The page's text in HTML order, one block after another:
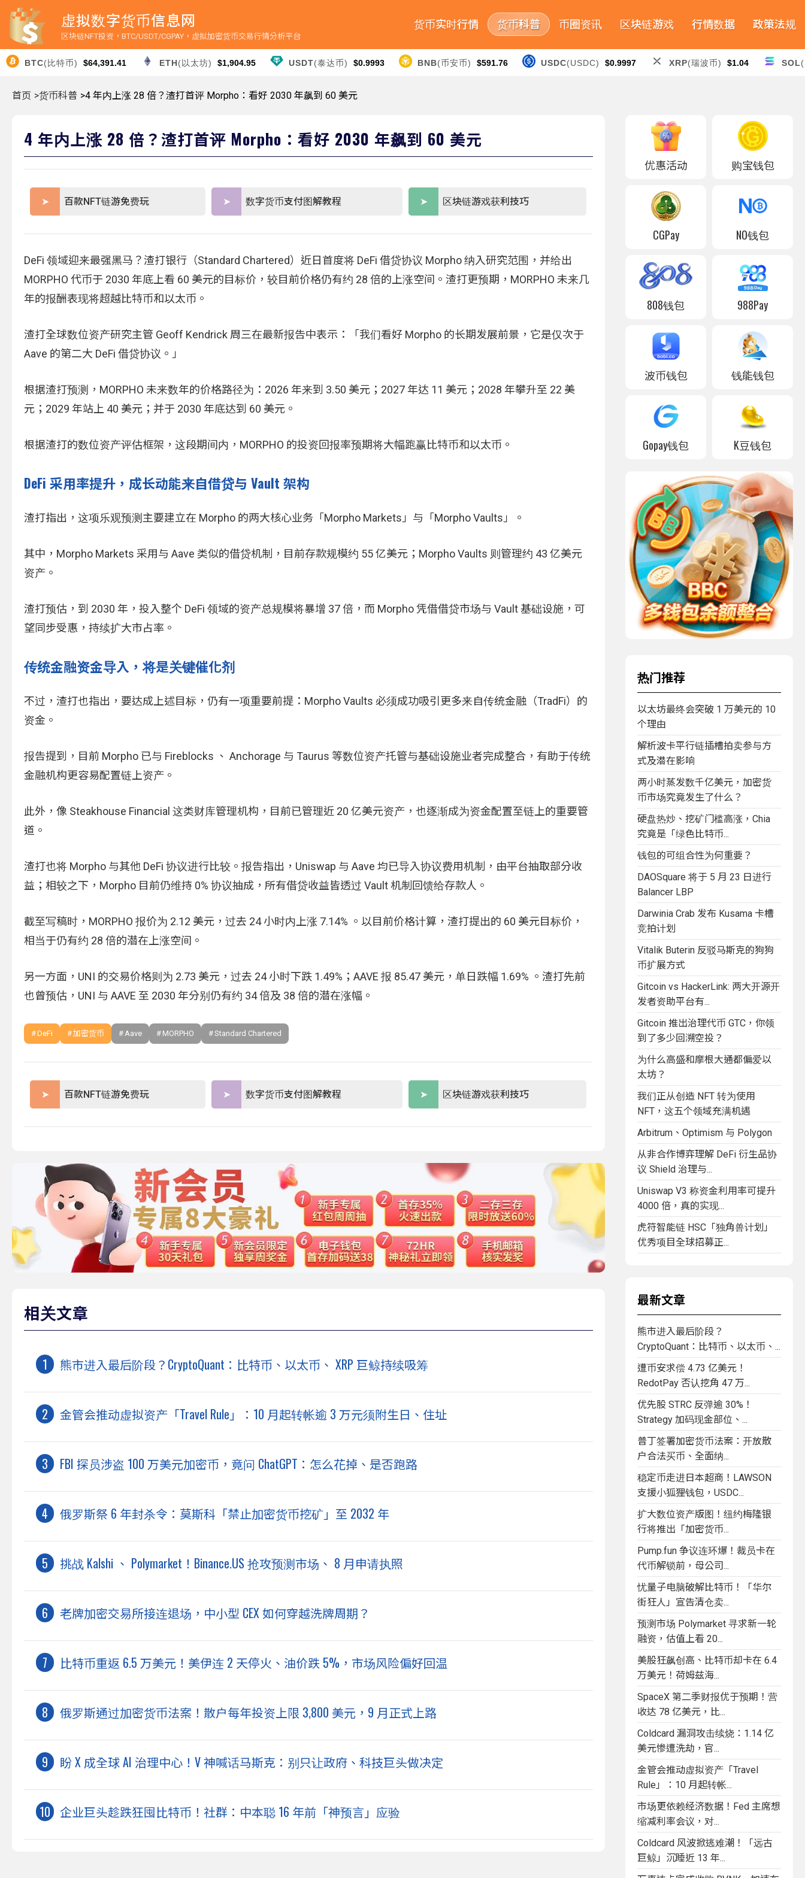
虚拟数字货币信息网
区块链NFT投资，BTC/USDT/CGPAY，虚拟加密货币交易行情分析平台
货币实时行情 货币科普 币圈资讯 区块链游戏 行情数据 政策法规
BTC(比特币) $64,391.41 ETH(以太坊) $1,904.95 USDT(泰达币) $0.9993 BNB(币安币) $591.76 USDC(USDC) $0.9997 XRP(瑞波币) $1.04 SOL
首页 >货币科普 >4 年内上涨 28 倍？渣打首评 Morpho：看好 2030 年飙到 60 美元
4 年内上涨 28 倍？渣打首评 Morpho：看好 2030 年飙到 60 美元
百款NFT链游免费玩 数字货币支付图解教程 区块链游戏获利技巧
DeFi 领域迎来最强黑马？渣打银行（Standard Chartered）近日首度将 DeFi 借贷协议 Morpho 纳入研究范围，并给出
MORPHO 代币于 2030 年底上看 60 美元的目标价，较目前价格仍有约 28 倍的上涨空间。渣打更预期，MORPHO 未来几
年的报酬表现将超越比特币和以太币。
渣打全球数位资产研究主管 Geoff Kendrick 周三在最新报告中表示：「我们看好 Morpho 的长期发展前景，它是仅次于
Aave 的第二大 DeFi 借贷协议。」
根据渣打预测，MORPHO 未来数年的价格路径为：2026 年来到 3.50 美元；2027 年达 11 美元；2028 年攀升至 22 美
元；2029 年站上 40 美元；并于 2030 年底达到 60 美元。
根据渣打的数位资产评估框架，这段期间内，MORPHO 的投资回报率预期将大幅跑赢比特币和以太币。
DeFi 采用率提升，成长动能来自借贷与 Vault 架构
渣打指出，这项乐观预测主要建立在 Morpho 的两大核心业务「Morpho Markets」与「Morpho Vaults」。
其中，Morpho Markets 采用与 Aave 类似的借贷机制，目前存款规模约 55 亿美元；Morpho Vaults 则管理约 43 亿美元
资产。
渣打预估，到 2030 年，投入整个 DeFi 领域的资产总规模将暴增 37 倍，而 Morpho 凭借借贷市场与 Vault 基础设施，可
望同步受惠，持续扩大市占率。
传统金融资金导入，将是关键催化剂
不过，渣打也指出，要达成上述目标，仍有一项重要前提：Morpho Vaults 必须成功吸引更多来自传统金融（TradFi）的
资金。
报告提到，目前 Morpho 已与 Fireblocks 、 Anchorage 与 Taurus 等数位资产托管与基础设施业者完成整合，有助于传统
金融机构更容易配置链上资产。
此外，像 Steakhouse Financial 这类财库管理机构，目前已管理近 20 亿美元资产，也逐渐成为资金配置至链上的重要管
道。
渣打也将 Morpho 与其他 DeFi 协议进行比较。报告指出，Uniswap 与 Aave 均已导入协议费用机制，由平台抽取部分收
益；相较之下，Morpho 目前仍维持 0% 协议抽成，所有借贷收益皆透过 Vault 机制回馈给存款人。
截至写稿时，MORPHO 报价为 2.12 美元，过去 24 小时内上涨 7.14% 。以目前价格计算，渣打提出的 60 美元目标价，
相当于仍有约 28 倍的潜在上涨空间。
另一方面，UNI 的交易价格则为 2.73 美元，过去 24 小时下跌 1.49%；AAVE 报 85.47 美元，单日跌幅 1.69% 。渣打先前
也曾预估，UNI 与 AAVE 至 2030 年分别仍有约 34 倍及 38 倍的潜在涨幅。
DeFi 加密货币 Aave MORPHO Standard Chartered
百款NFT链游免费玩 数字货币支付图解教程 区块链游戏获利技巧
相关文章
熊市进入最后阶段？CryptoQuant：比特币、以太币、 XRP 巨鲸持续吸筹
金管会推动虚拟资产「Travel Rule」：10 月起转帐逾 3 万元须附生日、住址
FBI 探员涉盗 100 万美元加密币，竟问 ChatGPT：怎么花掉、是否跑路
俄罗斯祭 6 年封杀令：莫斯科「禁止加密货币挖矿」至 2032 年
挑战 Kalshi 、 Polymarket！Binance.US 抢攻预测市场、 8 月申请执照
老牌加密交易所接连退场，中小型 CEX 如何穿越洗牌周期？
比特币重返 6.5 万美元！美伊连 2 天停火、油价跌 5%，市场风险偏好回温
俄罗斯通过加密货币法案！散户每年投资上限 3,800 美元，9 月正式上路
盼 X 成全球 AI 治理中心！V 神喊话马斯克：别只让政府、科技巨头做决定
企业巨头趁跌狂囤比特币！社群：中本聪 16 年前「神预言」应验
优惠活动 购宝钱包
CGPay NO钱包
808钱包 988Pay
波币钱包 钱能钱包
Gopay钱包 K豆钱包
热门推荐
以太坊最终会突破 1 万美元的 10
个理由
解析波卡平行链插槽拍卖参与方
式及潜在影响
两小时蒸发数千亿美元，加密货
币市场究竟发生了什么？
硬盘热炒、挖矿门槛高涨，Chia
究竟是「绿色比特币...
钱包的可组合性为何重要？
DAOSquare 将于 5 月 23 日进行
Balancer LBP
Darwinia Crab 发布 Kusama 卡槽
竞拍计划
Vitalik Buterin 反驳马斯克的狗狗
币扩展方式
Gitcoin vs HackerLink: 两大开源开
发者资助平台有...
Gitcoin 推出治理代币 GTC，你领
到了多少回溯空投？
为什么高盛和摩根大通都偏爱以
太坊？
我们正从创造 NFT 转为使用
NFT，这五个领域充满机遇
Arbitrum、Optimism 与 Polygon
从非合作博弈理解 DeFi 衍生品协
议 Shield 治理与...
Uniswap V3 称资金利用率可提升
4000 倍，真的实现...
虎符智能链 HSC「独角兽计划」
优秀项目全球招募正...
最新文章
熊市进入最后阶段？
CryptoQuant：比特币、以太币、...
遭币安求偿 4.73 亿美元！
RedotPay 否认挖角 47 万...
优先股 STRC 反弹逾 30%！
Strategy 加码现金部位、...
普丁签署加密货币法案：开放散
户合法买币、全面纳...
稳定币走进日本超商！LAWSON
支援小狐狸钱包，USDC...
扩大数位资产版图！纽约梅隆银
行将推出「加密货币...
Pump.fun 争议连环爆！裁员卡在
代币解锁前，母公司...
忧量子电脑破解比特币！「华尔
街狂人」宣告清仓卖...
预测市场 Polymarket 寻求新一轮
融资，估值上看 20...
美股狂飙创高、比特币却卡在 6.4
万美元！荷姆兹海...
SpaceX 第二季财报优于预期！营
收达 78 亿美元，比...
Coldcard 漏洞攻击续烧：1.14 亿
美元惨遭洗劫，官...
金管会推动虚拟资产「Travel
Rule」：10 月起转帐...
市场更依赖经济数据！Fed 主席想
缩减利率会议，对...
Coldcard 风波掀逃难潮！「远古
巨鲸」沉睡近 13 年...